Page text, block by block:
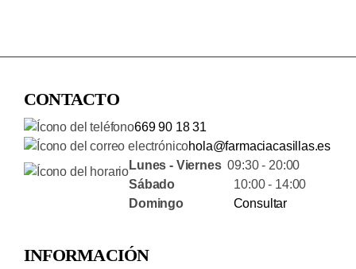
CONTACTO
669 90 18 31
hola@farmaciacasillas.es
Lunes - Viernes09:30 - 20:00
Sábado 10:00 - 14:00
Domingo
Consultar
INFORMACIÓN